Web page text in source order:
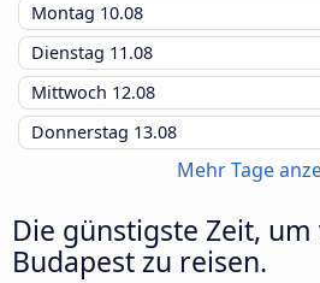
Montag 10.08
Dienstag 11.08
Mittwoch 12.08
Donnerstag 13.08
Mehr Tage
Die günstigste Zeit,
Budapest zu reisen.